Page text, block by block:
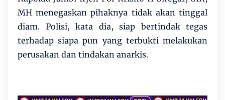
MH menegaskan pihaknya tidak akan tinggal
diam. Polisi, kata dia, siap bertindak tegas
terhadap siapa pun yang terbukti melakukan
perusakan dan tindakan anarkis.